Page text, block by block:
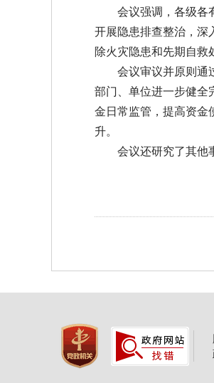
会议强调，各级各
开展隐患排查整治，深
除火灾隐患和先期自救
会议审议并原则通
部门、单位进一步健全
金日常监管，提高资金
升。
会议还研究了其他